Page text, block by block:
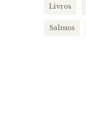
Livros
Salmos